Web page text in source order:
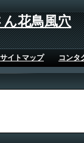
花鳥風穴
サイトマップ コンタ